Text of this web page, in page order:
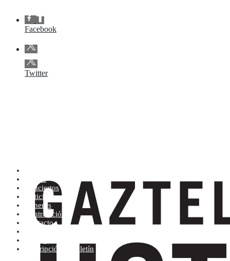
Facebook
Twitter
Tienda
Conciertos
Noticias
Géneros
Contratación
Contacto
Suscripción al boletín